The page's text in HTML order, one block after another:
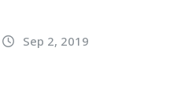
Sep 2, 2019